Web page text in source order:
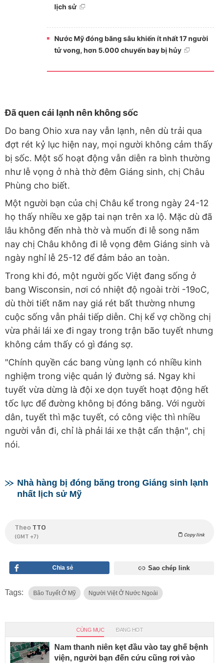
lịch sử
Nước Mỹ đóng băng sâu khiến ít nhất 17 người
tử vong, hơn 5.000 chuyến bay bị hủy
Đã quen cái lạnh nên không sốc
Do bang Ohio xưa nay vẫn lạnh, nên dù trải qua
đợt rét kỷ lục hiện nay, mọi người không cảm thấy
bị sốc. Một số hoạt động vẫn diễn ra bình thường
như lễ vọng ở nhà thờ đêm Giáng sinh, chị Châu
Phùng cho biết.
Một người bạn của chị Châu kể trong ngày 24-12
họ thấy nhiều xe gặp tai nạn trên xa lộ. Mặc dù đã
lâu không đến nhà thờ và muốn đi lễ song năm
nay chị Châu không đi lễ vọng đêm Giáng sinh và
ngày nghỉ lễ 25-12 để đảm bảo an toàn.
Trong khi đó, một người gốc Việt đang sống ở
bang Wisconsin, nơi có nhiệt độ ngoài trời -19oC,
dù thời tiết năm nay giá rét bất thường nhưng
cuộc sống vẫn phải tiếp diễn. Chị kể vợ chồng chị
vừa phải lái xe đi ngay trong trận bão tuyết nhưng
không cảm thấy có gì đáng sợ.
"Chính quyền các bang vùng lạnh có nhiều kinh
nghiệm trong việc quản lý đường sá. Ngay khi
tuyết vừa dừng là đội xe dọn tuyết hoạt động hết
tốc lực để đường không bị đóng băng. Với người
dân, tuyết thì mặc tuyết, có công việc thì nhiều
người vẫn đi, chỉ là phải lái xe thật cẩn thận", chị
nói.
Nhà hàng bị đóng băng trong Giáng sinh lạnh
nhất lịch sử Mỹ
Theo TTO
(GMT +7) Copy link
Chia sẻ Sao chép link
Tags: Bão Tuyết Ở Mỹ Người Việt Ở Nước Ngoài
CÙNG MỤC ĐANG HOT
Nam thanh niên kẹt đầu vào tay ghế bệnh
viện, người bạn đến cứu cũng rơi vào